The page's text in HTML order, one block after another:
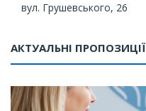
вул. Грушевського, 26
АКТУАЛЬНІ ПРОПОЗИЦІЇ